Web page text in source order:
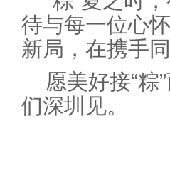
待与每一位心
新局，在携手
愿美好接“粽
们深圳见。